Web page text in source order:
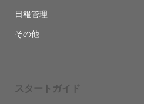
日報管理
その他
スタートガイド